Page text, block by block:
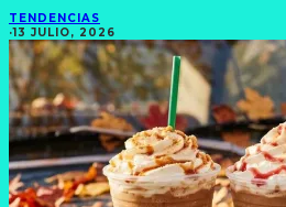
TENDENCIAS
·13 JULIO, 2026